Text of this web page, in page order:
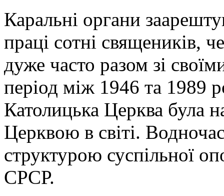
Каральні органи
праці сотні священиків,
дуже часто разом зі
період між 1946 та 1989
Католицька Церква була
Церквою в світі.
структурою суспільної
СРСР.